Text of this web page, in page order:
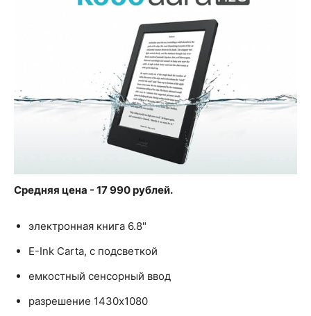
Средняя цена - 17 990 рублей.
электронная книга 6.8"
E-Ink Carta, с подсветкой
емкостный сенсорный ввод
разрешение 1430x1080